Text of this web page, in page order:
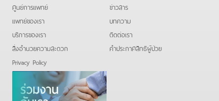
ศูนย์การแพทย์
แพทย์ของเรา
บริการของเรา
สิ่งอำนวยความสะดวก
Privacy Policy
ข่าวสาร
บทความ
ติดต่อเรา
คําประกาศสิทธิผู้ป่วย